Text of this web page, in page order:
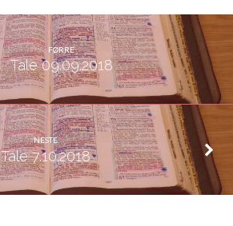
FØRRE
Tale 09.09.2018
NESTE
Tale 7.10.2018